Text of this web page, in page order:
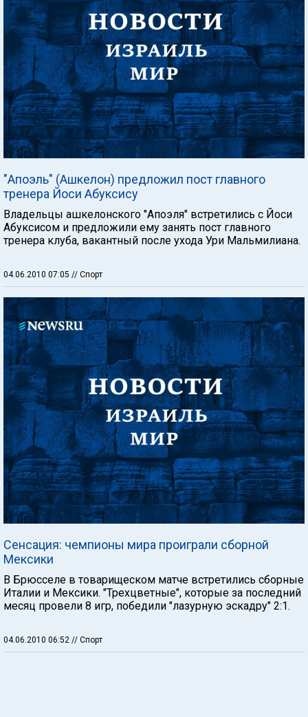
"Апоэль" (Ашкелон) предложил пост главного
тренера Йоси Абуксису
Владельцы ашкелонского "Апоэля" встретились с Йоси
Абуксисом и предложили ему занять пост главного
тренера клуба, вакантный после ухода Ури Мальмилиана.
04.06.2010 07:05 // Спорт
Сенсация: чемпионы мира проиграли сборной
Мексики
В Брюсселе в товарищеском матче встретились сборные
Италии и Мексики. "Трехцветные", которые за последний
месяц провели 8 игр, победили "лазурную эскадру" 2:1.
04.06.2010 06:52 // Спорт